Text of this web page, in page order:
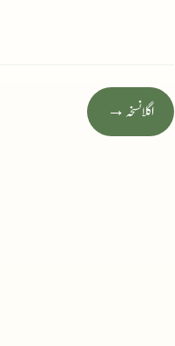
اگلا نسخہ →